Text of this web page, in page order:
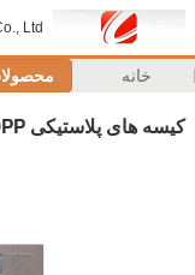
Ltd
خانه
کیسه های پلاستیکی BOPP شفاف برای محصولات صورت کوچک